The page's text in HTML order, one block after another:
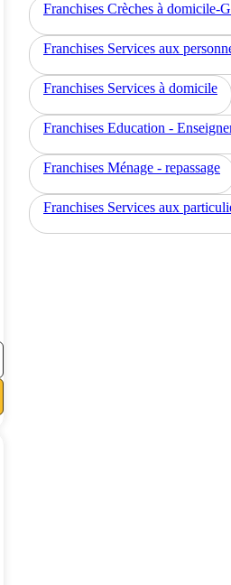
Franchises Crèches à domicile-
Franchises Services aux
Franchises Services à domicile
Franchises Education -
Franchises Ménage - repassage
Franchises Services aux